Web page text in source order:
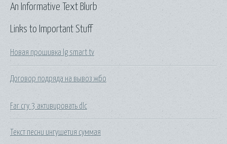
Links to Important Stuff
Новая прошивка lg smart tv
Договор подряда на вывоз жбо
Far cry 3 активировать dlc
Текст песни ингушетия суммая
An Informative Text Blurb